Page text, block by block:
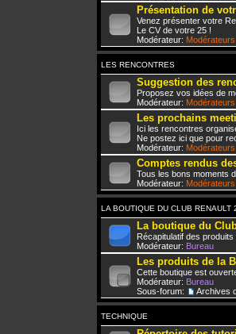
Présentation de
Venez présenter votre
Le CV de votre 25 !
Modérateur: Modérateurs
LES RENCONTRES
Suggestion des
Proposez vos idées de
Modérateur: Modérateurs
Les prochains
Ici les rencontres
Ne postez ici que pour
Modérateur: Modérateurs
Comptes rendus
Tous les bons moments
Modérateur: Modérateurs
LA BOUTIQUE DU CLUB RENAULT
La boutique du
Récapitulatif des
Modérateur: Bureau
Les produits de la
Cette boutique est
Modérateur: Bureau
Sous-forum:
Archives
TECHNIQUE